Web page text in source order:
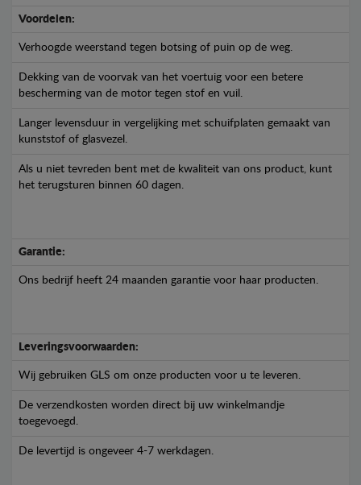
Voordelen:
Verhoogde weerstand tegen botsing of puin op de weg.
Dekking van de voorvak van het voertuig voor een betere
bescherming van de motor tegen stof en vuil.
Langer levensduur in vergelijking met schuifplaten gemaakt van
kunststof of glasvezel.
Als u niet tevreden bent met de kwaliteit van ons product, kunt
het terugsturen binnen 60 dagen.
Garantie:
Ons bedrijf heeft 24 maanden garantie voor haar producten.
Leveringsvoorwaarden:
Wij gebruiken GLS om onze producten voor u te leveren.
De verzendkosten worden direct bij uw winkelmandje
toegevoegd.
De levertijd is ongeveer 4-7 werkdagen.